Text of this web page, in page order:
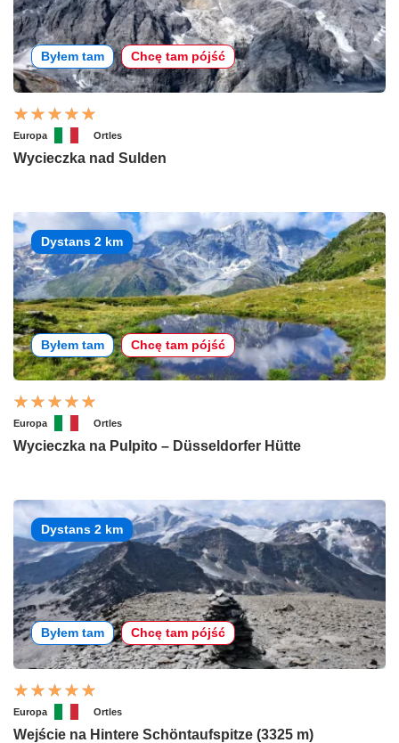
Byłem tam Chcę tam pójść
Europa Ortles
Wycieczka nad Sulden
Dystans 2 km
Byłem tam Chcę tam pójść
Europa Ortles
Wycieczka na Pulpito – Düsseldorfer Hütte
Dystans 2 km
Byłem tam Chcę tam pójść
Europa Ortles
Wejście na Hintere Schöntaufspitze (3325 m)